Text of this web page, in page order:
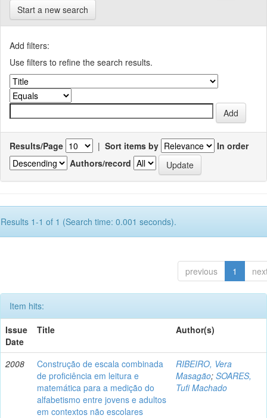
Start a new search
Add filters:
Use filters to refine the search results.
Results/Page | Sort items by
In order
Authors/record
Results 1-1 of 1 (Search time: 0.001 seconds).
previous 1
Item hits:
Issue
Date
Title Author(s)
2008
Construção de escala combinada
de proficiência em leitura e
matemática para a medição do
alfabetismo entre jovens e adultos
em contextos não escolares
RIBEIRO, Vera
Masagão; SOARES,
Tufi Machado